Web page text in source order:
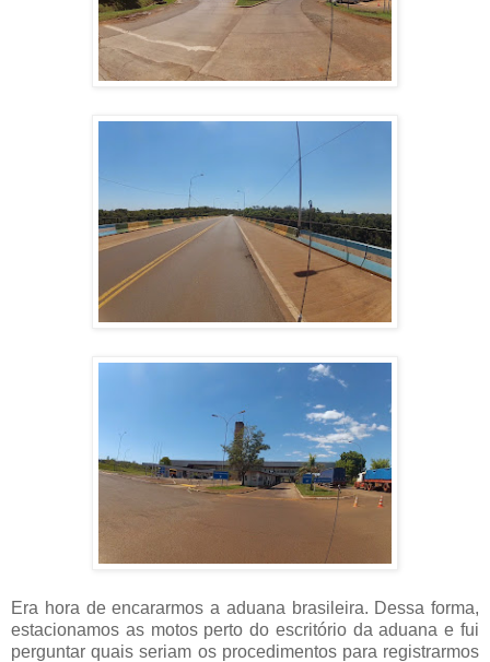
Era hora de encararmos a aduana brasileira. Dessa forma,
estacionamos as motos perto do escritório da aduana e fui
perguntar quais seriam os procedimentos para registrarmos